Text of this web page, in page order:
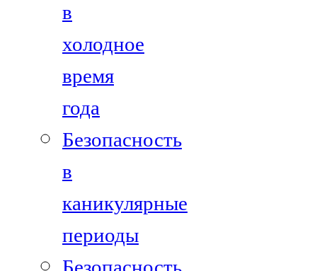
в
холодное
время
года
Безопасность
в
каникулярные
периоды